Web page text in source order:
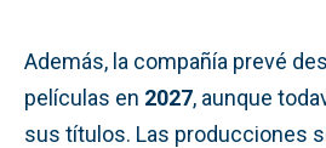
Además, la compañía prevé
películas en 2027, aunque
sus títulos. Las producciones